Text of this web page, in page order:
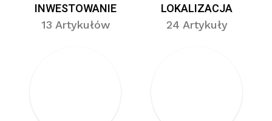
INWESTOWANIE
13 Artykułów
LOKALIZACJA
24 Artykuły